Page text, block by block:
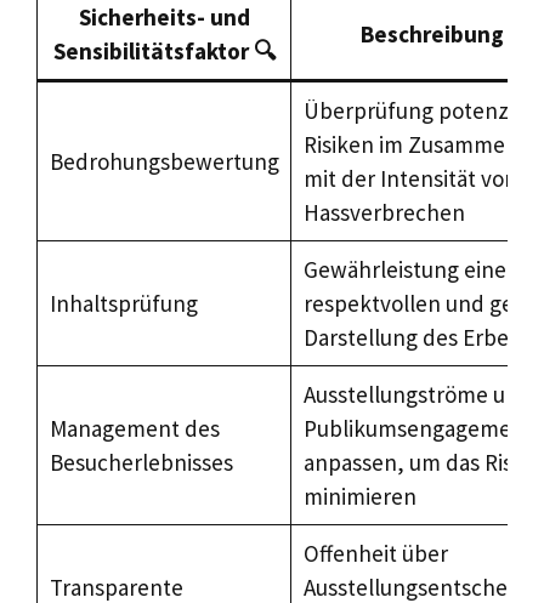
Sicherheits- und
Sensibilitätsfaktor 🔍
Beschreibung 📄
Bedrohungsbewertung
Überprüfung
Risiken im
mit der Intensität von
Hassverbrechen
Inhaltsprüfung
Gewährleistung einer
respektvollen und
Darstellung des Erbes
Management des
Besucherlebnisses
Ausstellungströme und
Publikumsengagement
anpassen, um das
minimieren
Transparente
Offenheit über